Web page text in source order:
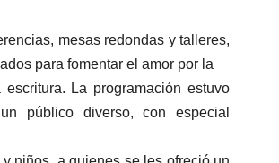
mesas redondas y talleres,
para fomentar el amor por la
escritura. La programación estuvo
público diverso, con especial